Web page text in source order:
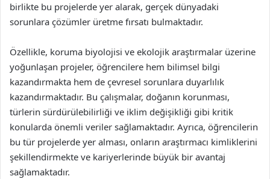
birlikte bu projelerde yer alarak, gerçek dünyadaki
sorunlara çözümler üretme fırsatı bulmaktadır.
Özellikle, koruma biyolojisi ve ekolojik araştırmalar üzerine
yoğunlaşan projeler, öğrencilere hem bilimsel bilgi
kazandırmakta hem de çevresel sorunlara duyarlılık
kazandırmaktadır. Bu çalışmalar, doğanın korunması,
türlerin sürdürülebilirliği ve iklim değişikliği gibi kritik
konularda önemli veriler sağlamaktadır. Ayrıca, öğrencilerin
bu tür projelerde yer alması, onların araştırmacı kimliklerini
şekillendirmekte ve kariyerlerinde büyük bir avantaj
sağlamaktadır.